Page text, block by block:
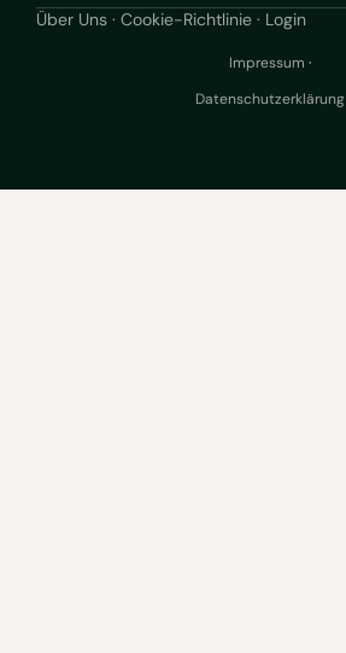
Über Uns · Cookie-Richtlinie · Login
Impressum ·
Datenschutzerklärung